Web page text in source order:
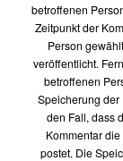
betroffenen
Zeitpunkt der
Person
veröffentlicht.
betroffenen
Speicherung der
den Fall, dass
Kommentar
postet. Die